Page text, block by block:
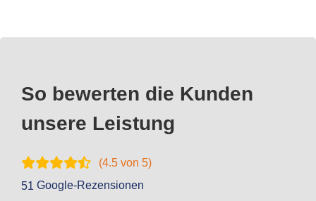
So bewerten die Kunden
unsere Leistung
(4.5 von 5)
51 Google-Rezensionen